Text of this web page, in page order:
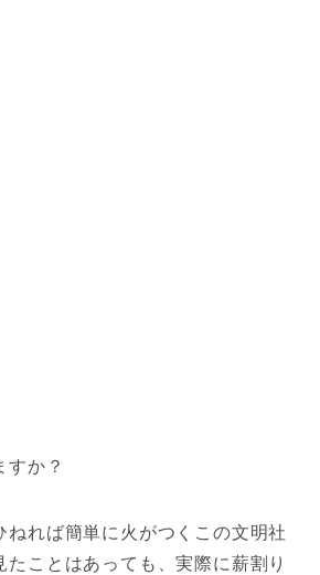
すか？
ねれば簡単に火がつくこの文明社
たことはあっても、実際に薪割り